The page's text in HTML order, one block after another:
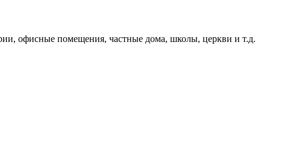
офисные помещения, частные дома, школы, церкви и т.д.